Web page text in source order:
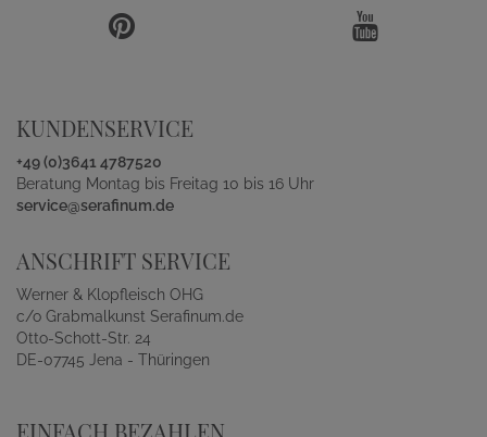
KUNDENSERVICE
+49 (0)3641 4787520
Beratung Montag bis Freitag 10 bis 16 Uhr
service@serafinum.de
ANSCHRIFT SERVICE
Werner & Klopfleisch OHG
c/o Grabmalkunst Serafinum.de
Otto-Schott-Str. 24
DE-07745 Jena - Thüringen